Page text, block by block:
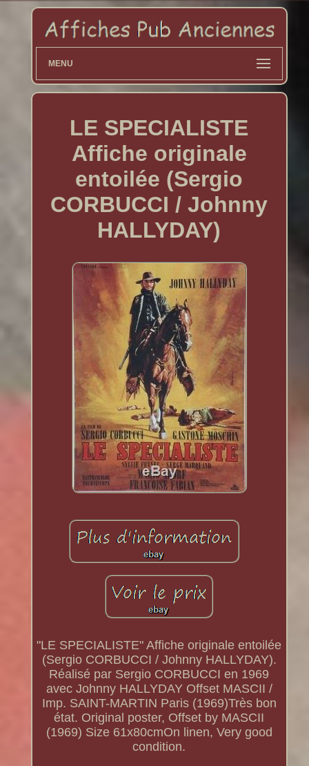
MENU
LE SPECIALISTE
Affiche originale
entoilée (Sergio
CORBUCCI / Johnny
HALLYDAY)
"LE SPECIALISTE" Affiche originale entoilée
(Sergio CORBUCCI / Johnny HALLYDAY).
Réalisé par Sergio CORBUCCI en 1969
avec Johnny HALLYDAY Offset MASCII /
Imp. SAINT-MARTIN Paris (1969)Très bon
état. Original poster, Offset by MASCII
(1969) Size 61x80cmOn linen, Very good
condition.